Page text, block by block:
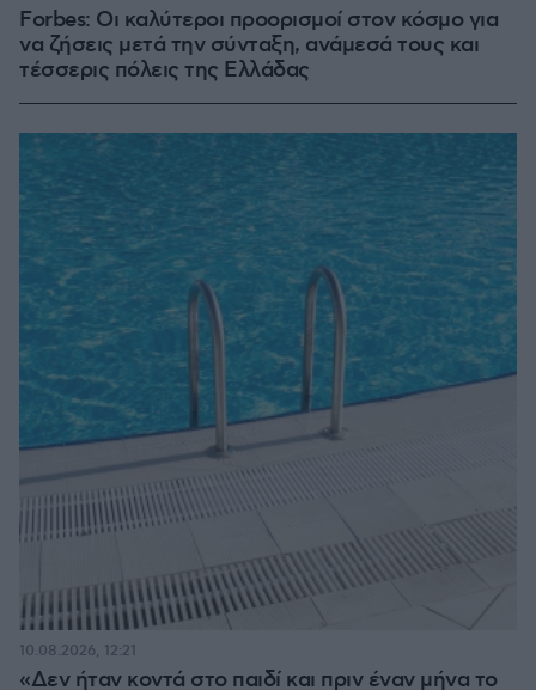
Forbes: Οι καλύτεροι προορισμοί στον κόσμο για
να ζήσεις μετά την σύνταξη, ανάμεσά τους και
τέσσερις πόλεις της Ελλάδας
«Δεν ήταν κοντά στο παιδί και πριν έναν μήνα το
10.08.2026, 12:21